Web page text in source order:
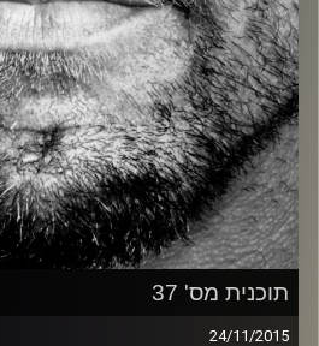
תוכנית מס' 37
24/11/2015